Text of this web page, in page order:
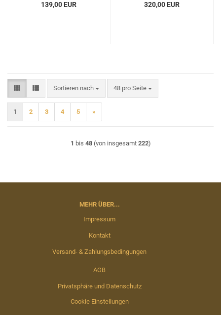
139,00 EUR 320,00 EUR
Sortieren nach
Sortieren nach 48 pro Seite
pro Seite
1 2 3 4 5 »
1 bis 48(von insgesamt 222)
MEHR ÜBER...
Impressum
Kontakt
Versand- & Zahlungsbedingungen
AGB
Privatsphäre und Datenschutz
Cookie Einstellungen